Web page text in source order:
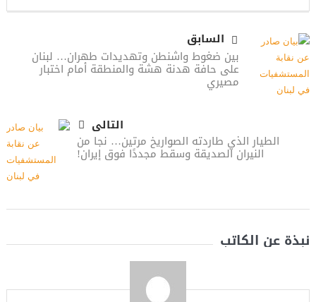
السابق
بين ضغوط واشنطن وتهديدات طهران… لبنان
على حافة هدنة هشة والمنطقة أمام اختبار
مصيري
التالى
الطيار الذي طاردته الصواريخ مرتين… نجا من
النيران الصديقة وسقط مجددًا فوق إيران!
نبذة عن الكاتب